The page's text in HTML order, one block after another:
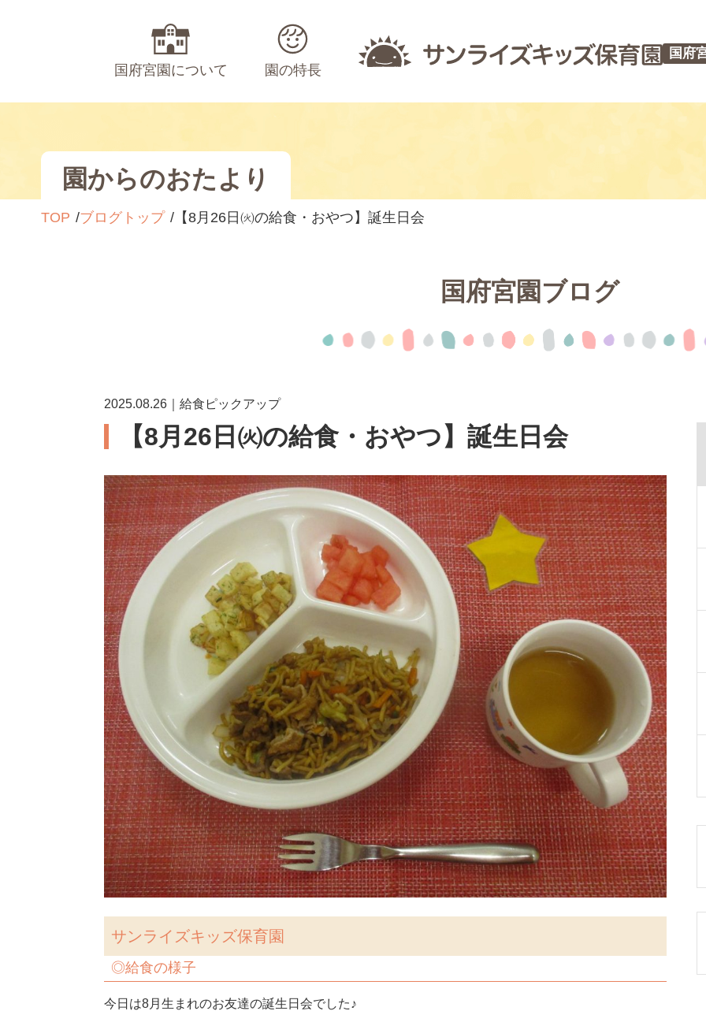
国府宮園について 園の特長
国府
園からのおたより
TOP ブログトップ 【8月26日㈫の給食・おやつ】誕生日会
国府宮園ブログ
2025.08.26｜給食ピックアップ
【8月26日㈫の給食・おやつ】誕生日会
サンライズキッズ保育園
◎給食の様子
今日は8月生まれのお友達の誕生日会でした♪